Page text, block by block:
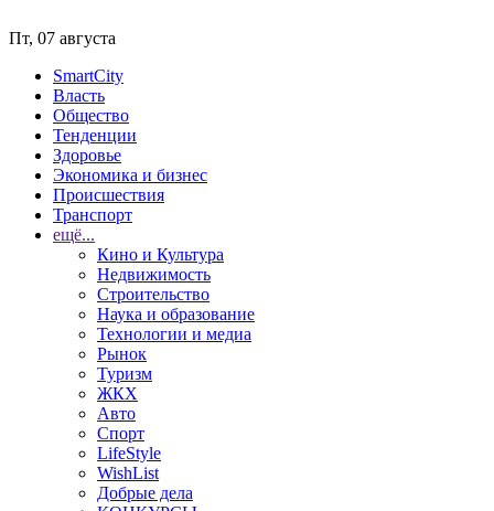
Пт, 07 августа
SmartCity
Власть
Общество
Тенденции
Здоровье
Экономика и бизнес
Происшествия
Транспорт
ещё...
Кино и Культура
Недвижимость
Строительство
Наука и образование
Технологии и медиа
Рынок
Туризм
ЖКХ
Авто
Спорт
LifeStyle
WishList
Добрые дела